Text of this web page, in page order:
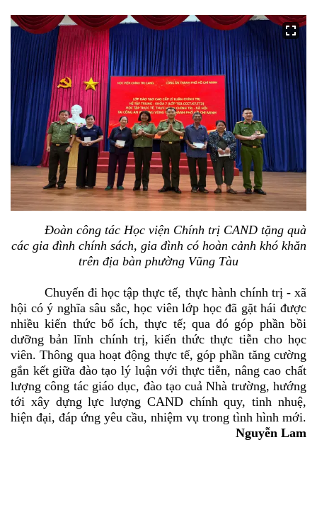
Đoàn công tác Học viện Chính trị CAND tặng quà
các gia đình chính sách, gia đình có hoàn cảnh khó khăn
trên địa bàn phường Vũng Tàu
Chuyến đi học tập thực tế, thực hành chính trị - xã
hội có ý nghĩa sâu sắc, học viên lớp học đã gặt hái được
nhiều kiến thức bổ ích, thực tế; qua đó góp phần bồi
dưỡng bản lĩnh chính trị, kiến thức thực tiễn cho học
viên. Thông qua hoạt động thực tế, góp phần tăng cường
gắn kết giữa đào tạo lý luận với thực tiễn, nâng cao chất
lượng công tác giáo dục, đào tạo cuả Nhà trường, hướng
tới xây dựng lực lượng CAND chính quy, tinh nhuệ,
hiện đại, đáp ứng yêu cầu, nhiệm vụ trong tình hình mới.
Nguyễn Lam